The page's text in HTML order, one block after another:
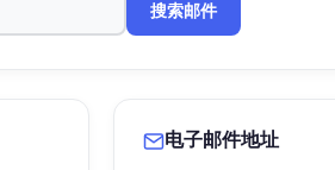
搜索邮件
电子邮件地址